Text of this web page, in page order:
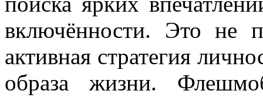
включённости. Это не
активная стратегия
образа жизни.